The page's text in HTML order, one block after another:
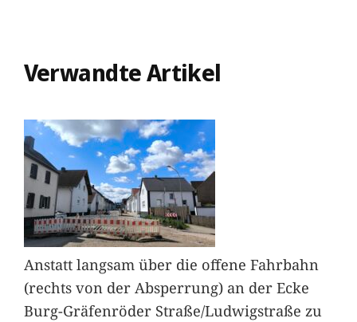
Verwandte Artikel
Anstatt langsam über die offene Fahrbahn
(rechts von der Absperrung) an der Ecke
Burg-Gräfenröder Straße/Ludwigstraße zu